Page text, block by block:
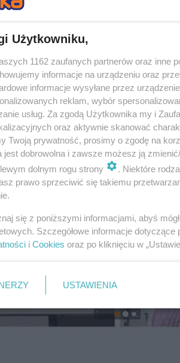
Użytkowniku,
1162 zaufanych partnerów oraz inne
informacje na urządzeniu oraz
informacje wysyłane przez
reklam, wybór
usług. Za zgodą Użytkownika my i
oraz aktywnie skanować
Twoją prywatność, prosimy o zgodę na
jest dobrowolna i zawsze możesz ją
dolnym rogu strony
. Niektóre
prawo sprzeciwić się takiemu
się z poniższymi informacjami, abyś
Szczegółowe informacje
i Cookies oraz po kliknięciu w
USTAWIENIA